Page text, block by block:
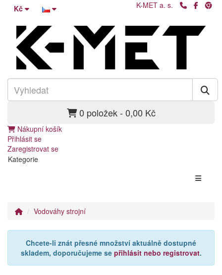
Kč K-MET a. s.
0 položek - 0,00 Kč
Nákupní košík
Přihlásit se
Zaregistrovat se
Kategorie
Vodováhy strojní
Chcete-li znát přesné množství aktuálně dostupné
skladem, doporučujeme se přihlásit nebo registrovat.